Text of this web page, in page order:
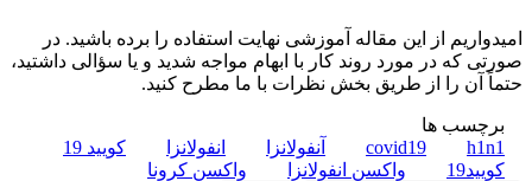
امیدواریم از این مقاله آموزشی نهایت استفاده را برده باشید. در
صورتی که در مورد روند کار با ابهام مواجه شدید و یا سؤالی داشتید،
حتماً آن را از طریق بخش نظرات با ما مطرح کنید.
برچسب ها
covid19
h1n1 آنفولانزا انفولانزا
کویید 19
کویید19
واکسن انفولانزا واکسن کرونا